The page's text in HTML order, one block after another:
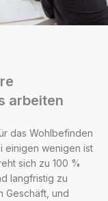
arbeiten
das Wohlbefinden
einigen wenigen ist
sich zu 100 %
langfristig zu
Geschäft, und